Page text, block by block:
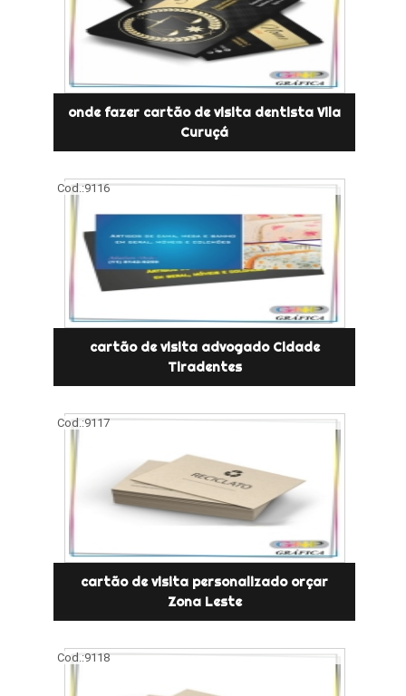
onde fazer cartão de visita dentista Vila
Curuçá
Cod.:9116
cartão de visita advogado Cidade
Tiradentes
Cod.:9117
cartão de visita personalizado orçar
Zona Leste
Cod.:9118